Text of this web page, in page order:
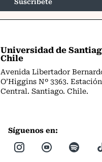
Universidad de
Chile
Avenida Libertador
O’Higgins Nº 3363. Estación
Central. Santiago. Chile.
Síguenos en: